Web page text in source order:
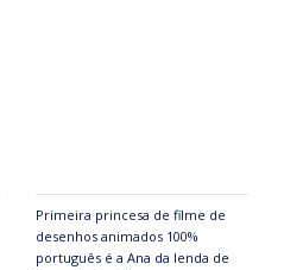
Primeira princesa de filme de
desenhos animados 100%
português é a Ana da lenda de